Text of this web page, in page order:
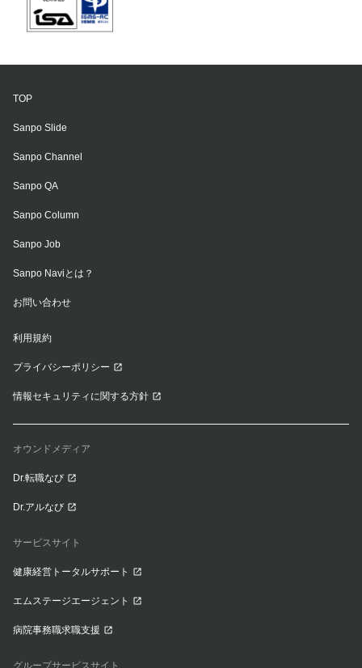
TOP
Sanpo Slide
Sanpo Channel
Sanpo QA
Sanpo Column
Sanpo Job
Sanpo Naviとは？
お問い合わせ
利用規約
プライバシーポリシー
情報セキュリティに関する方針
オウンドメディア
Dr.転職なび
Dr.アルなび
サービスサイト
健康経営トータルサポート
エムステージエージェント
病院事務職求職支援
グループサービスサイト